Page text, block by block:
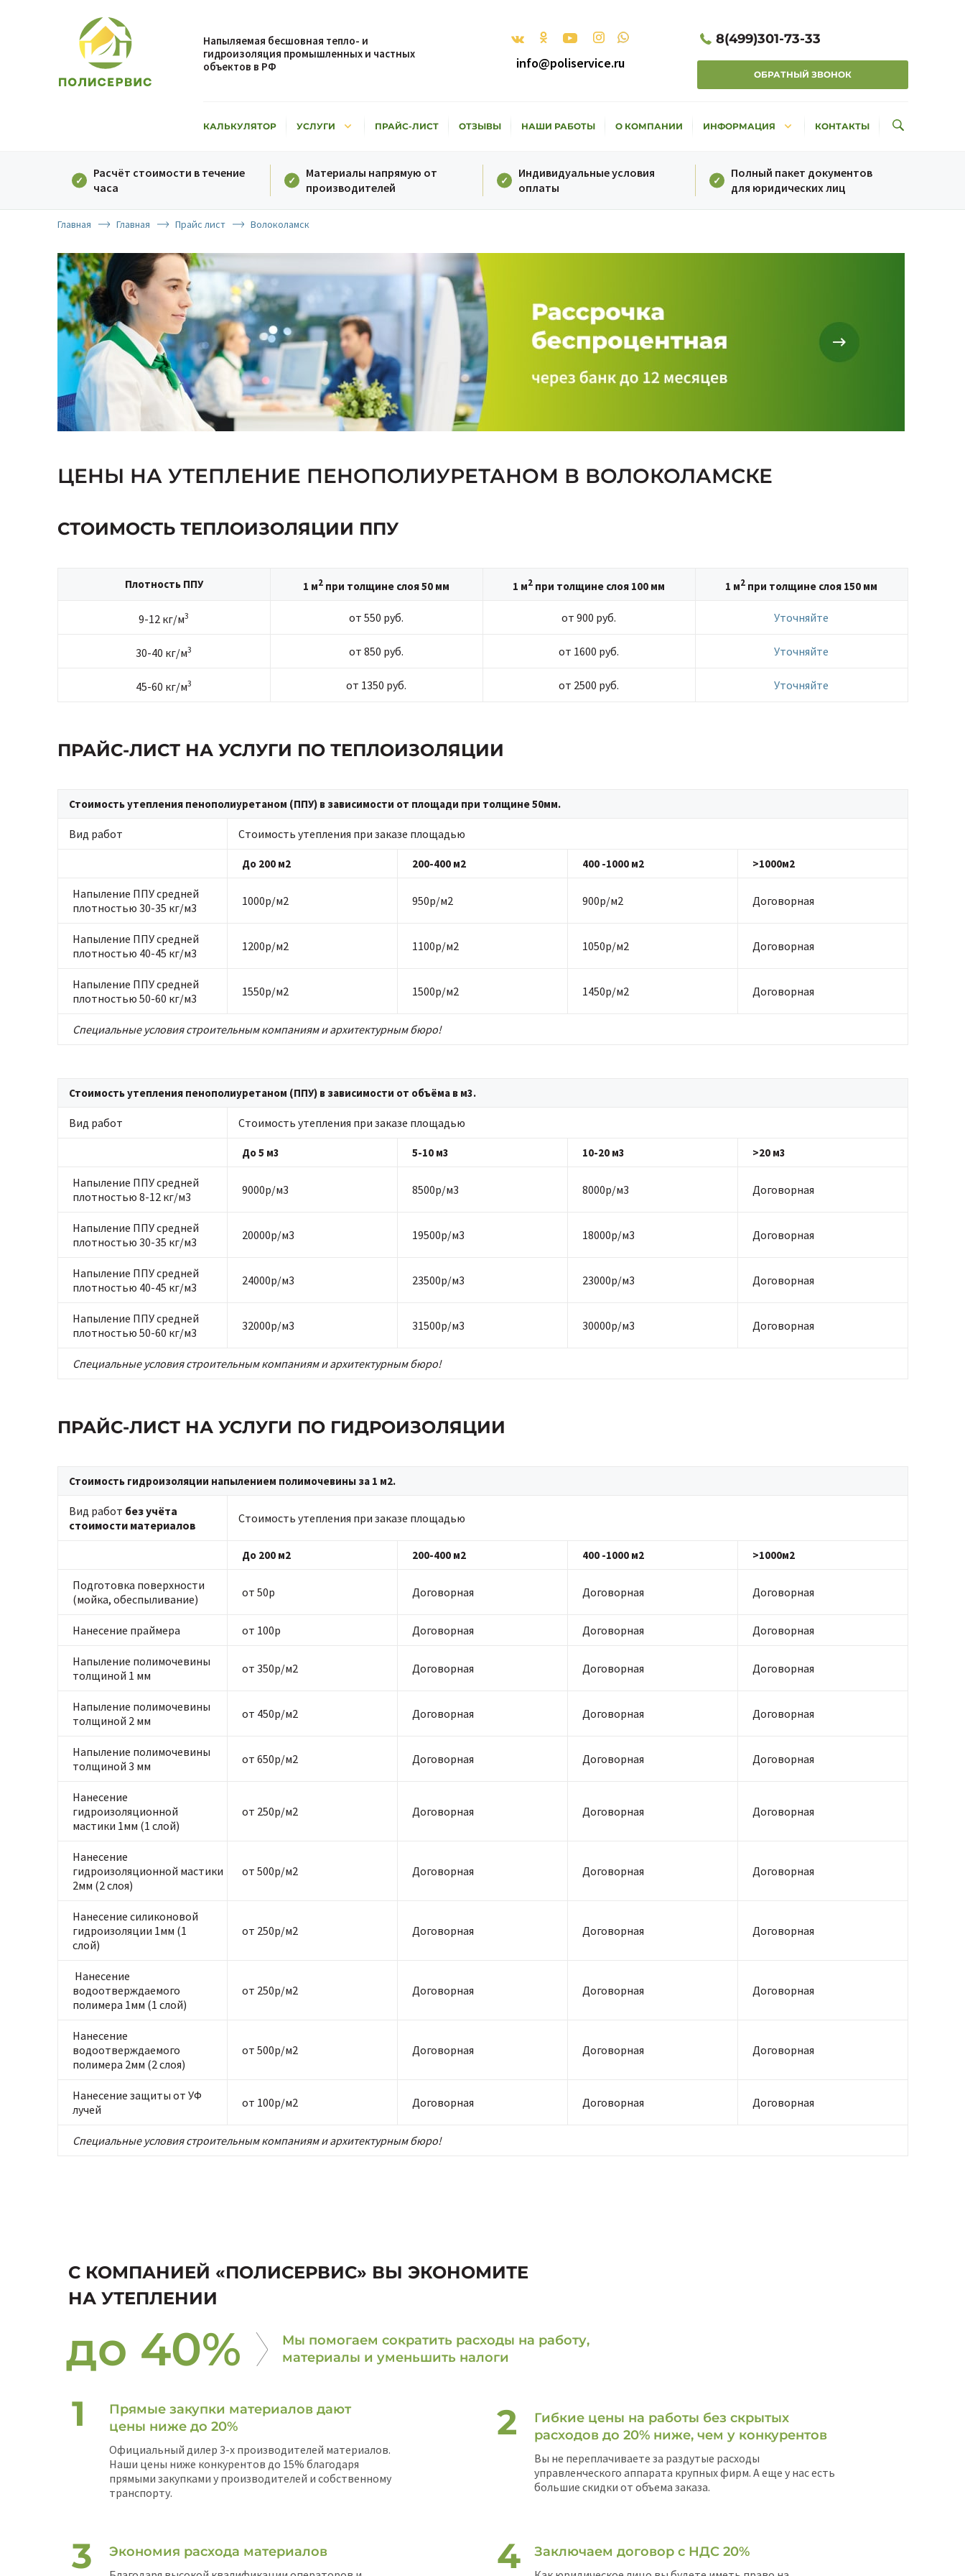
Напыляемая бесшовная тепло- и
гидроизоляция промышленных и частных
объектов в РФ
info@poliservice.ru
8(499)301-73-33
ОБРАТНЫЙ ЗВОНОК
КАЛЬКУЛЯТОР УСЛУГИ keyboard_arrow_down ПРАЙС-ЛИСТ ОТЗЫВЫ НАШИ РАБОТЫ О КОМПАНИИ ИНФОРМАЦИЯ keyboard_arrow_down КОНТАКТЫ
Расчёт стоимости в течение
часа
Материалы напрямую от
производителей
Индивидуальные условия
оплаты
Полный пакет документов
для юридических лиц
Главная Главная Прайс лист Волоколамск
ЦЕНЫ НА УТЕПЛЕНИЕ ПЕНОПОЛИУРЕТАНОМ В ВОЛОКОЛАМСКЕ
СТОИМОСТЬ ТЕПЛОИЗОЛЯЦИИ ППУ
Плотность ППУ 1 м2 при толщине слоя 50 мм 1 м2 при толщине слоя 100 мм 1 м2 при толщине слоя 150 мм
9-12 кг/м3 от 550 руб. от 900 руб. Уточняйте
30-40 кг/м3 от 850 руб. от 1600 руб. Уточняйте
45-60 кг/м3 от 1350 руб. от 2500 руб. Уточняйте
ПРАЙС-ЛИСТ НА УСЛУГИ ПО ТЕПЛОИЗОЛЯЦИИ
Стоимость утепления пенополиуретаном (ППУ) в зависимости от площади при толщине 50мм.
Вид работ Стоимость утепления при заказе площадью
До 200 м2 200-400 м2 400 -1000 м2 >1000м2
Напыление ППУ средней
плотностью 30-35 кг/м3
1000р/м2 950р/м2 900р/м2 Договорная
Напыление ППУ средней
плотностью 40-45 кг/м3
1200р/м2 1100р/м2 1050р/м2 Договорная
Напыление ППУ средней
плотностью 50-60 кг/м3
1550р/м2 1500р/м2 1450р/м2 Договорная
Специальные условия строительным компаниям и архитектурным бюро!
Стоимость утепления пенополиуретаном (ППУ) в зависимости от объёма в м3.
Вид работ Стоимость утепления при заказе площадью
До 5 м3 5-10 м3 10-20 м3 >20 м3
Напыление ППУ средней
плотностью 8-12 кг/м3
9000р/м3 8500р/м3 8000р/м3 Договорная
Напыление ППУ средней
плотностью 30-35 кг/м3
20000р/м3 19500р/м3 18000р/м3 Договорная
Напыление ППУ средней
плотностью 40-45 кг/м3
24000р/м3 23500р/м3 23000р/м3 Договорная
Напыление ППУ средней
плотностью 50-60 кг/м3
32000р/м3 31500р/м3 30000р/м3 Договорная
Специальные условия строительным компаниям и архитектурным бюро!
ПРАЙС-ЛИСТ НА УСЛУГИ ПО ГИДРОИЗОЛЯЦИИ
Стоимость гидроизоляции напылением полимочевины за 1 м2.
Вид работ без учёта
стоимости материалов
Стоимость утепления при заказе площадью
До 200 м2 200-400 м2 400 -1000 м2 >1000м2
Подготовка поверхности
(мойка, обеспыливание)
от 50р Договорная Договорная Договорная
Нанесение праймера от 100р Договорная Договорная Договорная
Напыление полимочевины
толщиной 1 мм
от 350р/м2 Договорная Договорная Договорная
Напыление полимочевины
толщиной 2 мм
от 450р/м2 Договорная Договорная Договорная
Напыление полимочевины
толщиной 3 мм
от 650р/м2 Договорная Договорная Договорная
Нанесение
гидроизоляционной
мастики 1мм (1 слой)
от 250р/м2 Договорная Договорная Договорная
Нанесение
гидроизоляционной мастики
2мм (2 слоя)
от 500р/м2 Договорная Договорная Договорная
Нанесение силиконовой
гидроизоляции 1мм (1
слой)
от 250р/м2 Договорная Договорная Договорная
Нанесение
водоотверждаемого
полимера 1мм (1 слой)
от 250р/м2 Договорная Договорная Договорная
Нанесение
водоотверждаемого
полимера 2мм (2 слоя)
от 500р/м2 Договорная Договорная Договорная
Нанесение защиты от УФ
лучей
от 100р/м2 Договорная Договорная Договорная
Специальные условия строительным компаниям и архитектурным бюро!
С КОМПАНИЕЙ «ПОЛИСЕРВИС» ВЫ ЭКОНОМИТЕ
НА УТЕПЛЕНИИ
до 40%
Мы помогаем сократить расходы на работу,
материалы и уменьшить налоги
Прямые закупки материалов дают
цены ниже до 20%
Официальный дилер 3-х производителей материалов.
Наши цены ниже конкурентов до 15% благодаря
прямыми закупками у производителей и собственному
транспорту.
Гибкие цены на работы без скрытых
расходов до 20% ниже, чем у конкурентов
Вы не переплачиваете за раздутые расходы
управленческого аппарата крупных фирм. А еще у нас есть
большие скидки от объема заказа.
Экономия расхода материалов Заключаем договор с НДС 20%